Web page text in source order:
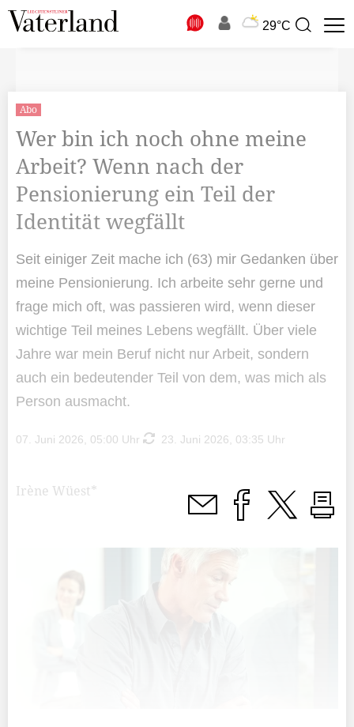
29°C
Suchbegriff
Abo
Wer bin ich noch ohne meine
Arbeit? Wenn nach der
Pensionierung ein Teil der
Identität wegfällt
Seit einiger Zeit mache ich (63) mir Gedanken über
meine Pensionierung. Ich arbeite sehr gerne und
frage mich oft, was passieren wird, wenn dieser
wichtige Teil meines Lebens wegfällt. Über viele
Jahre war mein Beruf nicht nur Arbeit, sondern
auch ein bedeutender Teil von dem, was mich als
Person ausmacht.
07. Juni 2026, 05:00 Uhr 23. Juni 2026, 03:35 Uhr
Irène Wüest*